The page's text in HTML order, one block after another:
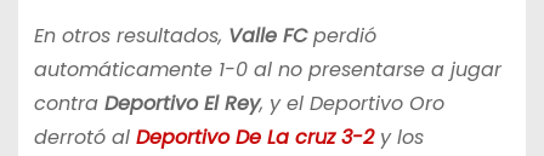
En otros resultados, Valle FCperdió
automáticamente 1-0 al no presentarse a jugar
contra Deportivo El Rey, y el Deportivo Oro
derrotó al Deportivo De La cruz 3-2 y los